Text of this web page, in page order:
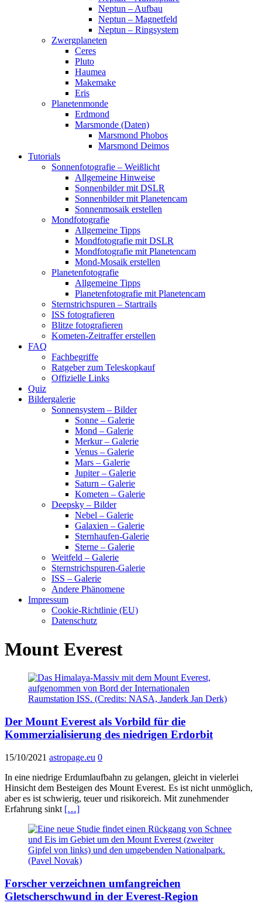
Neptun – Aufbau
Neptun – Magnetfeld
Neptun – Ringsystem
Zwergplaneten
Ceres
Pluto
Haumea
Makemake
Eris
Planetenmonde
Erdmond
Marsmonde (Daten)
Marsmond Phobos
Marsmond Deimos
Tutorials
Sonnenfotografie – Weißlicht
Allgemeine Hinweise
Sonnenbilder mit DSLR
Sonnenbilder mit Planetencam
Sonnenmosaik erstellen
Mondfotografie
Allgemeine Tipps
Mondfotografie mit DSLR
Mondfotografie mit Planetencam
Mond-Mosaik erstellen
Planetenfotografie
Allgemeine Tipps
Planetenfotografie mit Planetencam
Sternstrichspuren – Startrails
ISS fotografieren
Blitze fotografieren
Kometen-Zeitraffer erstellen
FAQ
Fachbegriffe
Ratgeber zum Teleskopkauf
Offizielle Links
Quiz
Bildergalerie
Sonnensystem – Bilder
Sonne – Galerie
Mond – Galerie
Merkur – Galerie
Venus – Galerie
Mars – Galerie
Jupiter – Galerie
Saturn – Galerie
Kometen – Galerie
Deepsky – Bilder
Nebel – Galerie
Galaxien – Galerie
Sternhaufen-Galerie
Sterne – Galerie
Weitfeld – Galerie
Sternstrichspuren-Galerie
ISS – Galerie
Andere Phänomene
Impressum
Cookie-Richtlinie (EU)
Datenschutz
Mount Everest
Der Mount Everest als Vorbild für die
Kommerzialisierung des niedrigen Erdorbit
15/10/2021 astropage.eu 0
In eine niedrige Erdumlaufbahn zu gelangen, gleicht in vielerlei
Hinsicht dem Besteigen des Mount Everest. Es ist nicht unmöglich,
aber es ist schwierig, teuer und risikoreich. Mit zunehmender
Erfahrung sinkt […]
Forscher verzeichnen umfangreichen
Gletscherschwund in der Everest-Region